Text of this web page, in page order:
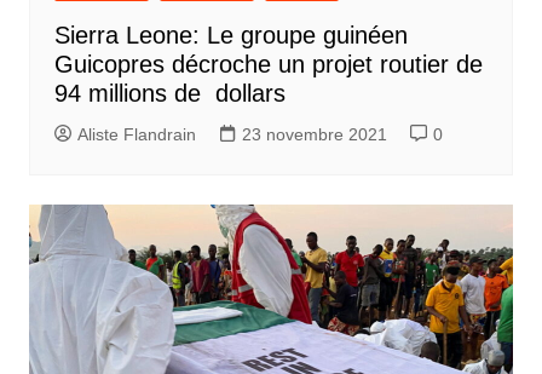
Sierra Leone: Le groupe guinéen
Guicopres décroche un projet routier de
94 millions de dollars
Aliste Flandrain 23 novembre 2021 0